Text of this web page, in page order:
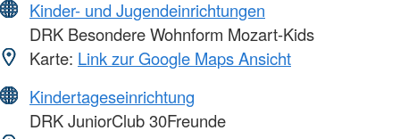
Kinder- und Jugendeinrichtungen
DRK Besondere Wohnform Mozart-Kids
Karte: Link zur Google Maps Ansicht
Kindertageseinrichtung
DRK JuniorClub 30Freunde